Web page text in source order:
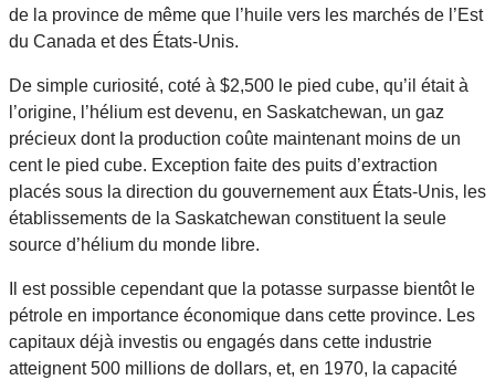
de la province de même que l’huile vers les marchés de l’Est
du Canada et des États-Unis.
De simple curiosité, coté à $2,500 le pied cube, qu’il était à
l’origine, l’hélium est devenu, en Saskatchewan, un gaz
précieux dont la production coûte maintenant moins de un
cent le pied cube. Exception faite des puits d’extraction
placés sous la direction du gouvernement aux États-Unis, les
établissements de la Saskatchewan constituent la seule
source d’hélium du monde libre.
Il est possible cependant que la potasse surpasse bientôt le
pétrole en importance économique dans cette province. Les
capitaux déjà investis ou engagés dans cette industrie
atteignent 500 millions de dollars, et, en 1970, la capacité